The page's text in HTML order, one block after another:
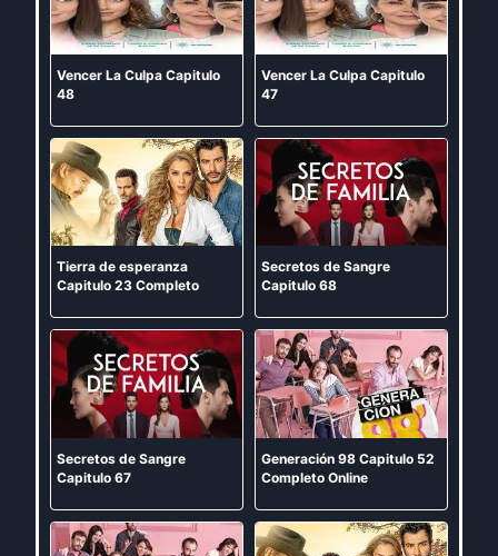
Vencer La Culpa Capitulo
48
Vencer La Culpa Capitulo
47
Tierra de esperanza
Capitulo 23 Completo
Secretos de Sangre
Capitulo 68
Secretos de Sangre
Capitulo 67
Generación 98 Capitulo 52
Completo Online